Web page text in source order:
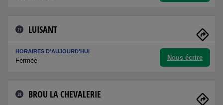
27 LUISANT
HORAIRES D'AUJOURD'HUI
Fermée Nous écrire
28 BROU LA CHEVALERIE